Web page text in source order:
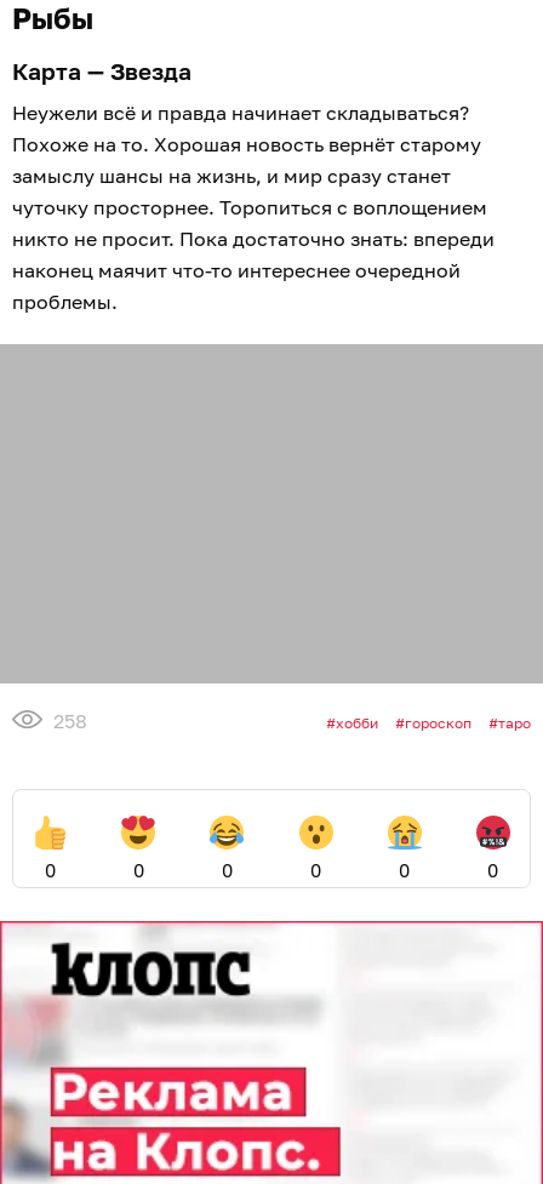
Рыбы
Карта — Звезда
Неужели всё и правда начинает складываться?
Похоже на то. Хорошая новость вернёт старому
замыслу шансы на жизнь, и мир сразу станет
чуточку просторнее. Торопиться с воплощением
никто не просит. Пока достаточно знать: впереди
наконец маячит что-то интереснее очередной
проблемы.
258 хобби гороскоп таро
0 0 0 0 0 0